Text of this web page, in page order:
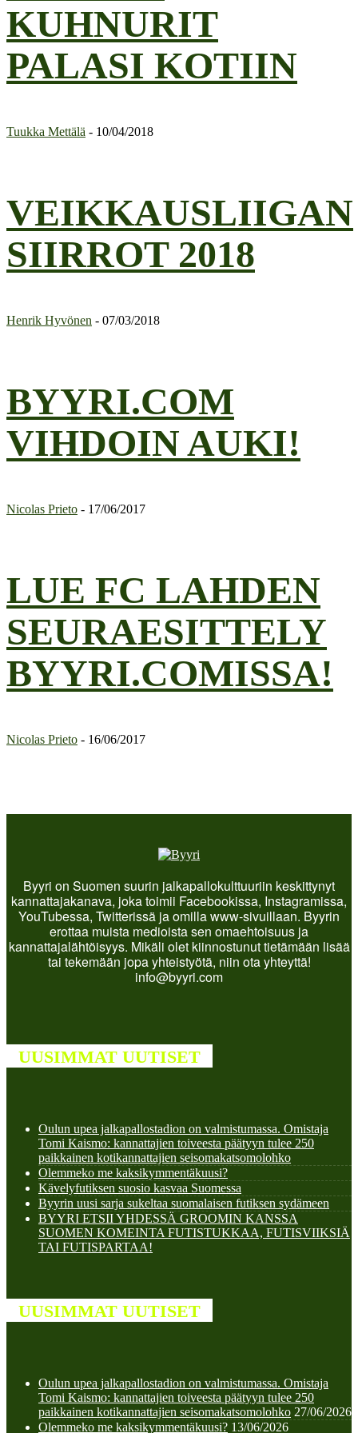
KUHNURIT
PALASI KOTIIN
Tuukka Mettälä - 10/04/2018
VEIKKAUSLIIGAN
SIIRROT 2018
Henrik Hyvönen - 07/03/2018
BYYRI.COM
VIHDOIN AUKI!
Nicolas Prieto - 17/06/2017
LUE FC LAHDEN
SEURAESITTELY
BYYRI.COMISSA!
Nicolas Prieto - 16/06/2017
Byyri on Suomen suurin jalkapallokulttuuriin keskittynyt
kannattajakanava, joka toimii Facebookissa, Instagramissa,
YouTubessa, Twitterissä ja omilla www-sivuillaan. Byyrin
erottaa muista medioista sen omaehtoisuus ja
kannattajalähtöisyys. Mikäli olet kiinnostunut tietämään lisää
tai tekemään jopa yhteistyötä, niin ota yhteyttä!
info@byyri.com
UUSIMMAT UUTISET
Oulun upea jalkapallostadion on valmistumassa. Omistaja
Tomi Kaismo: kannattajien toiveesta päätyyn tulee 250
paikkainen kotikannattajien seisomakatsomolohko
Olemmeko me kaksikymmentäkuusi?
Kävelyfutiksen suosio kasvaa Suomessa
Byyrin uusi sarja sukeltaa suomalaisen futiksen sydämeen
BYYRI ETSII YHDESSÄ GROOMIN KANSSA
SUOMEN KOMEINTA FUTISTUKKAA, FUTISVIIKSIÄ
TAI FUTISPARTAA!
UUSIMMAT UUTISET
Oulun upea jalkapallostadion on valmistumassa. Omistaja
Tomi Kaismo: kannattajien toiveesta päätyyn tulee 250
paikkainen kotikannattajien seisomakatsomolohko 27/06/2026
Olemmeko me kaksikymmentäkuusi? 13/06/2026